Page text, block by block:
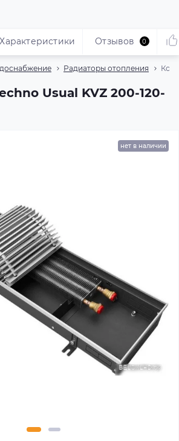
Радиаторы отопления
Usual KVZ 200-120-
Характеристики Отзывов 0
нет в наличии